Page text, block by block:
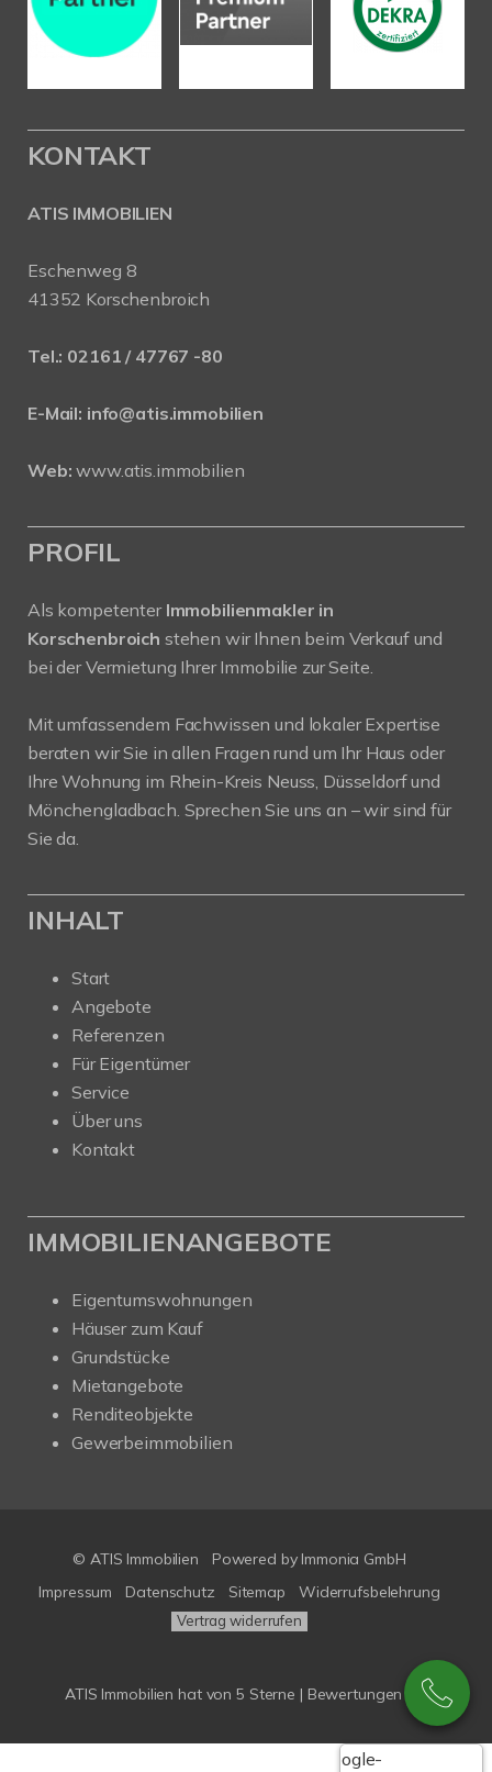
KONTAKT
ATIS IMMOBILIEN
Eschenweg 8
41352 Korschenbroich
Tel.: 02161 / 47767 -80
E-Mail: info@atis.immobilien
Web: www.atis.immobilien
PROFIL
Als kompetenter Immobilienmakler in
Korschenbroich stehen wir Ihnen beim Verkauf und
bei der Vermietung Ihrer Immobilie zur Seite.
Mit umfassendem Fachwissen und lokaler Expertise
beraten wir Sie in allen Fragen rund um Ihr Haus oder
Ihre Wohnung im Rhein-Kreis Neuss, Düsseldorf und
Mönchengladbach. Sprechen Sie uns an – wir sind für
Sie da.
INHALT
Start
Angebote
Referenzen
Für Eigentümer
Service
Über uns
Kontakt
IMMOBILIENANGEBOTE
Eigentumswohnungen
Häuser zum Kauf
Grundstücke
Mietangebote
Renditeobjekte
Gewerbeimmobilien
© ATIS Immobilien Powered by Immonia GmbH
Impressum
Datenschutz Sitemap Widerrufsbelehrung
Vertrag widerrufen
ATIS Immobilien hat von5 Sterne | Bewertungen bei
Google-